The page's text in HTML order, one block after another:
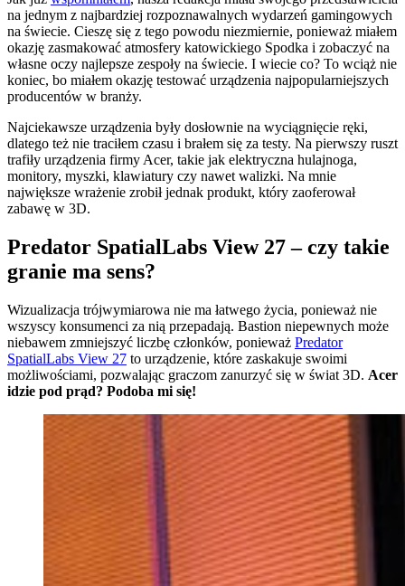
na jednym z najbardziej rozpoznawalnych wydarzeń gamingowych
na świecie. Cieszę się z tego powodu niezmiernie, ponieważ miałem
okazję zasmakować atmosfery katowickiego Spodka i zobaczyć na
własne oczy najlepsze zespoły na świecie. I wiecie co? To wciąż nie
koniec, bo miałem okazję testować urządzenia najpopularniejszych
producentów w branży.
Najciekawsze urządzenia były dosłownie na wyciągnięcie ręki,
dlatego też nie traciłem czasu i brałem się za testy. Na pierwszy ruszt
trafiły urządzenia firmy Acer, takie jak elektryczna hulajnoga,
monitory, myszki, klawiatury czy nawet walizki. Na mnie
największe wrażenie zrobił jednak produkt, który zaoferował
zabawę w 3D.
Predator SpatialLabs View 27 – czy takie
granie ma sens?
Wizualizacja trójwymiarowa nie ma łatwego życia, ponieważ nie
wszyscy konsumenci za nią przepadają. Bastion niepewnych może
niebawem zmniejszyć liczbę członków, ponieważ Predator
SpatialLabs View 27 to urządzenie, które zaskakuje swoimi
możliwościami, pozwalając graczom zanurzyć się w świat 3D. Acer
idzie pod prąd? Podoba mi się!